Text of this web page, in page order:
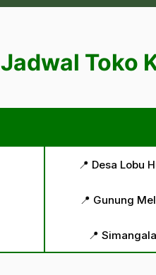
Jadwal Toko
📍 Desa Lobu
📍 Gunung
📍